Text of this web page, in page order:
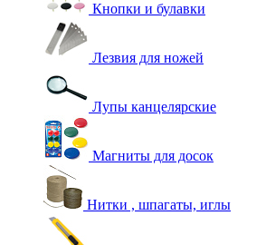
Кнопки и булавки
Лезвия для ножей
Лупы канцелярские
Магниты для досок
Нитки , шпагаты, иглы